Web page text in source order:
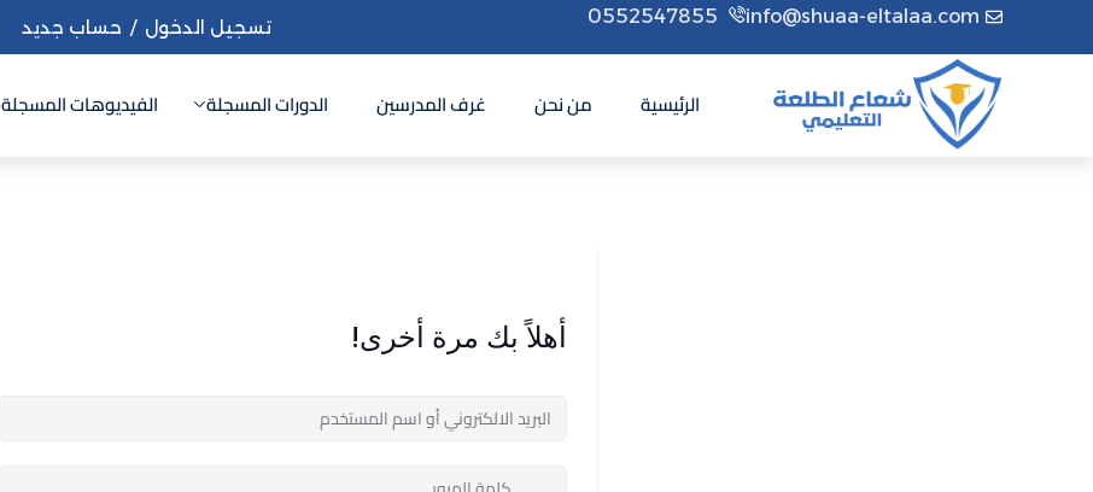
info@shuaa-eltalaa.com
0552547855 تسجيل الدخول / حساب جديد
الرئيسية من نحن غرف المدرسين الدورات المسجلة الفيديوهات المسجلة
أهلاً بك مرة أخرى!Don’t have an account?Sign up